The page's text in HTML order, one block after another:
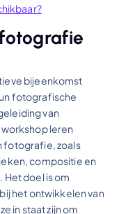
bijeenkomst
fotografische
van
leren
fotografie, zoals
compositie en
doel is om
het ontwikkelen van
in staat zijn om